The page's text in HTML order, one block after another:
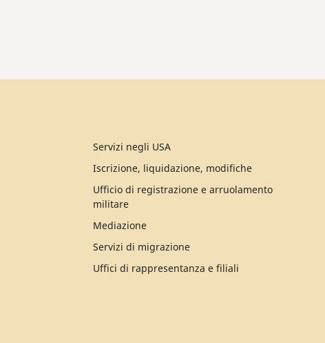
Servizi negli USA
Iscrizione, liquidazione, modifiche
Ufficio di registrazione e arruolamento
militare
Mediazione
Servizi di migrazione
Uffici di rappresentanza e filiali